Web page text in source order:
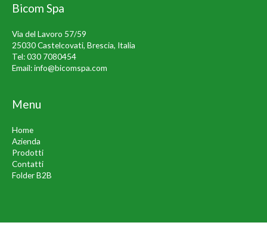
Bicom Spa
Via del Lavoro 57/59
25030 Castelcovati, Brescia, Italia
Tel:030 7080454
Email:info@bicomspa.com
Menu
Home
Azienda
Prodotti
Contatti
Folder B2B